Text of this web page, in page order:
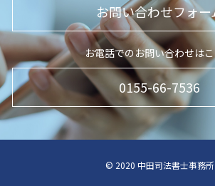
お問い合わせフォー
お電話でのお問い合わせは
0155-66-7536
© 2020 中田司法書士事務所